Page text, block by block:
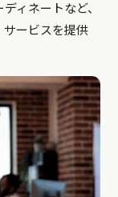
ィネートなど、
サービスを提供